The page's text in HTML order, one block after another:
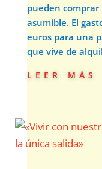
pueden
asumible. El
euros para una
que vive de
leer más